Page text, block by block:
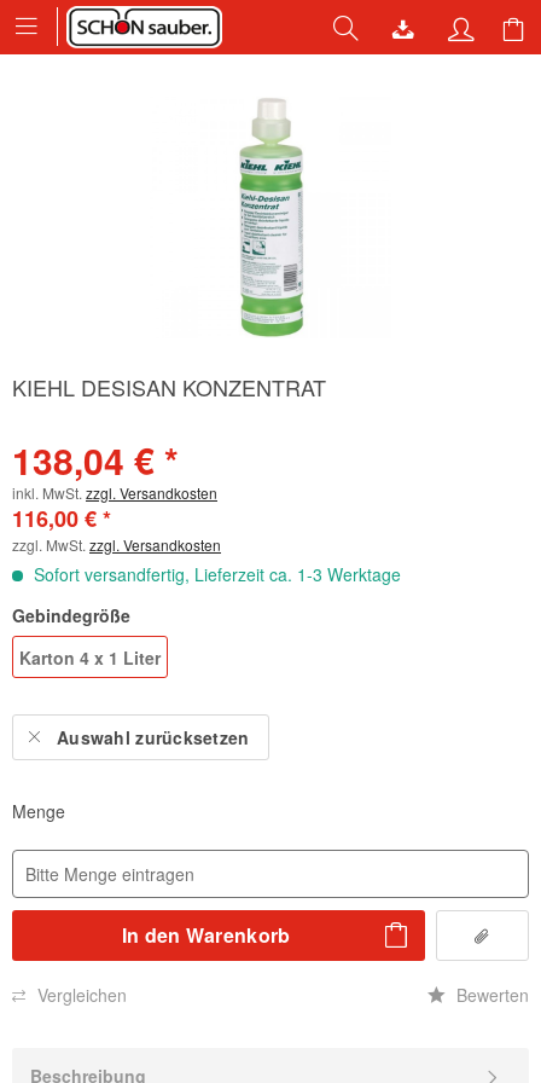
KIEHL DESISAN KONZENTRAT
138,04 € *
inkl. MwSt. zzgl. Versandkosten
116,00 € *
zzgl. MwSt. zzgl. Versandkosten
Sofort versandfertig, Lieferzeit ca. 1-3 Werktage
Gebindegröße
Karton 4 x 1 Liter
Auswahl zurücksetzen
Menge
In den Warenkorb
Vergleichen Bewerten
Beschreibung